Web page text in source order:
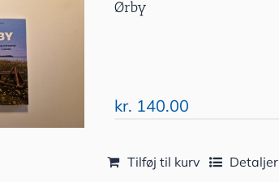
Ørby
kr. 140.00
Tilføj til kurv Detaljer